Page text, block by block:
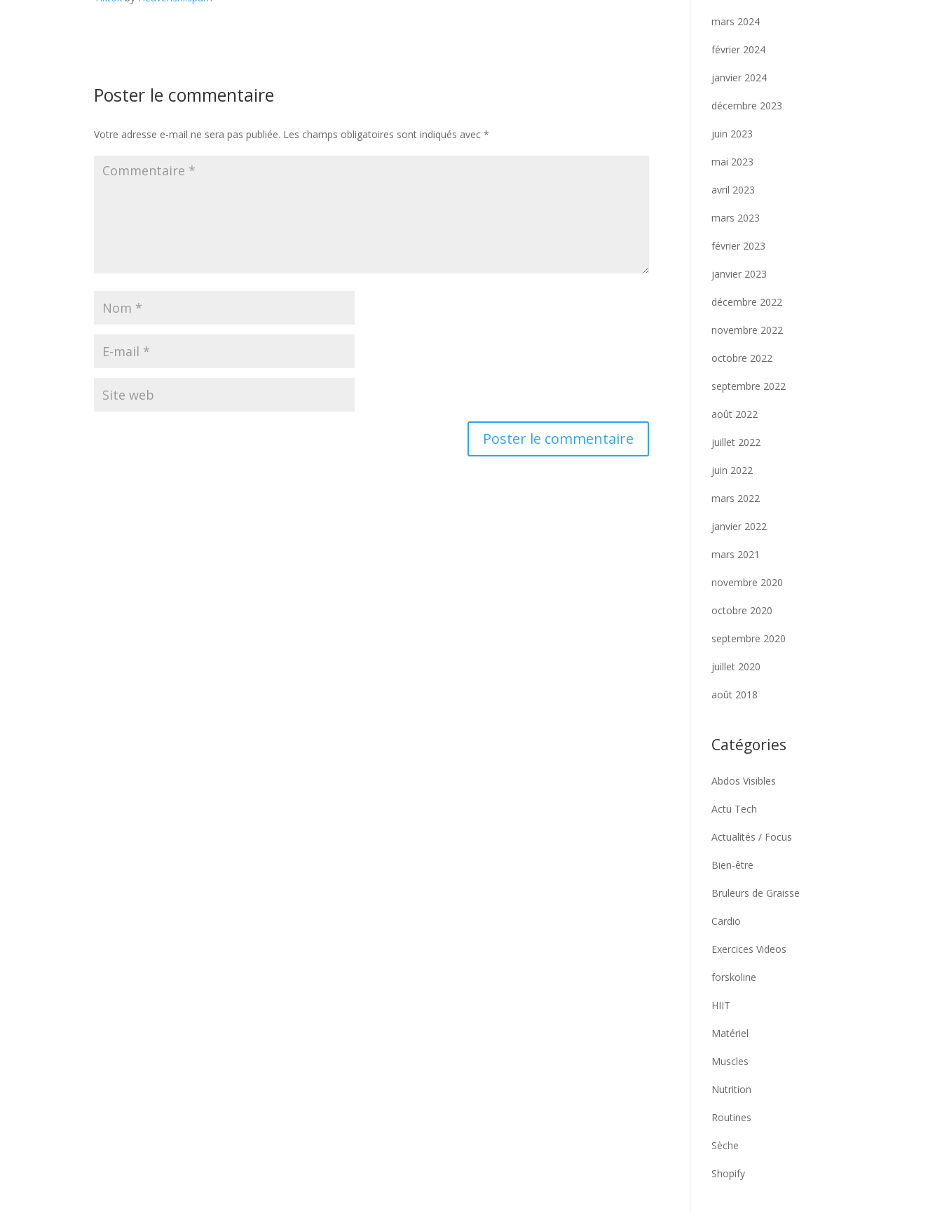
Poster le commentaire
Votre adresse e-mail ne sera pas publiée. Les champs obligatoires sont indiqués avec*
mars 2024
février 2024
janvier 2024
décembre 2023
juin 2023
mai 2023
avril 2023
mars 2023
février 2023
janvier 2023
décembre 2022
novembre 2022
octobre 2022
septembre 2022
août 2022
juillet 2022
juin 2022
mars 2022
janvier 2022
mars 2021
novembre 2020
octobre 2020
septembre 2020
juillet 2020
août 2018
Catégories
Abdos Visibles
Actu Tech
Actualités / Focus
Bien-être
Bruleurs de Graisse
Cardio
Exercices Videos
forskoline
HIIT
Matériel
Muscles
Nutrition
Routines
Sèche
Shopify